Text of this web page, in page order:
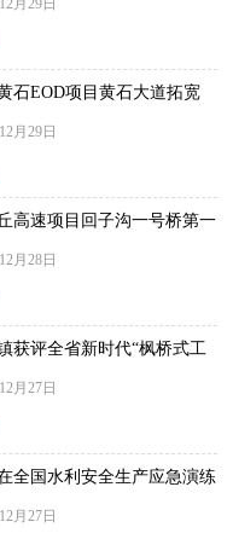
石EOD项目黄石大道拓宽
月29日
高速项目回子沟一号桥第一
月28日
获评全省新时代“枫桥式工
月27日
全国水利安全生产应急演练
月27日